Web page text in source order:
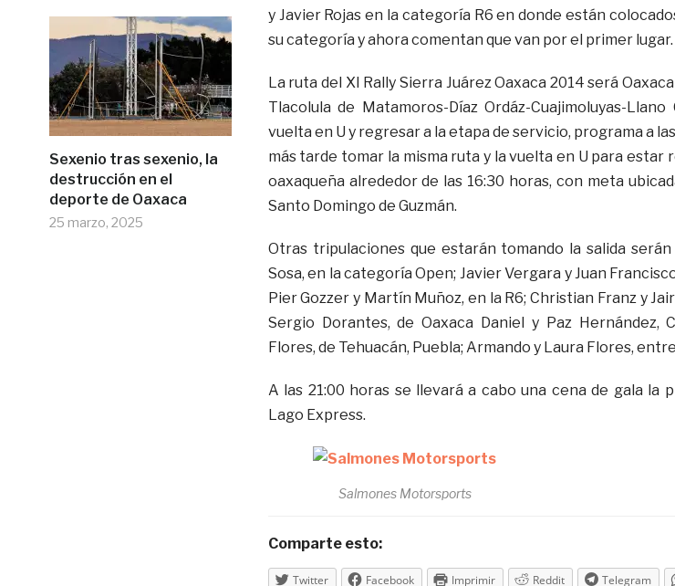
Sexenio tras sexenio, la
destrucción en el
deporte de Oaxaca
25 marzo, 2025
y Javier Rojas en la categoría R6 en donde están
su categoría y ahora comentan que van por el primer lugar.
La ruta del XI Rally Sierra Juárez Oaxaca 2014 será
Tlacolula de Matamoros-Díaz Ordáz-Cuajimoluyas-
vuelta en U y regresar a la etapa de servicio, programa a
más tarde tomar la misma ruta y la vuelta en U para estar
oaxaqueña alrededor de las 16:30 horas, con meta
Santo Domingo de Guzmán.
Otras tripulaciones que estarán tomando la salida
Sosa, en la categoría Open; Javier Vergara y Juan
Pier Gozzer y Martín Muñoz, en la R6; Christian Franz y
Sergio Dorantes, de Oaxaca Daniel y Paz Hernández,
Flores, de Tehuacán, Puebla; Armando y Laura Flores,
A las 21:00 horas se llevará a cabo una cena de gala la
Lago Express.
Salmones Motorsports
Comparte esto:
Twitter Facebook Imprimir Reddit Telegram